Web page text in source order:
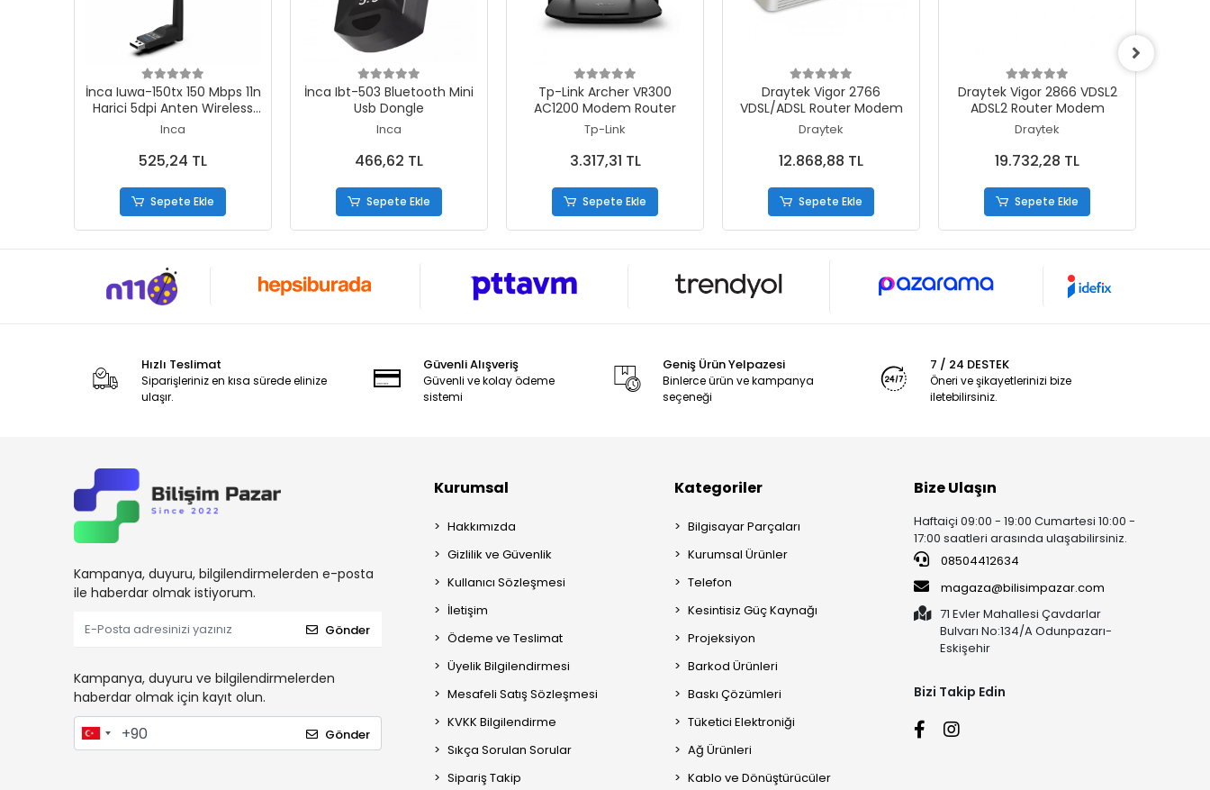
Sepete Ekle
İnca Iuwa-150tx 150 Mbps 11n
Harici 5dpi Anten Wireless
Adaptör 1 Km Menzilli
Inca
525,24 TL
Sepete Ekle
Sepete Ekle
İnca Ibt-503 Bluetooth Mini
Usb Dongle
Inca
466,62 TL
Sepete Ekle
Sepete Ekle
Tp-Link Archer VR300
AC1200 Modem Router
Tp-Link
3.317,31 TL
Sepete Ekle
Sepete Ekle
Draytek Vigor 2766
VDSL/ADSL Router Modem
Draytek
12.868,88 TL
Sepete Ekle
Sepete Ekle
Draytek Vigor 2866 VDSL2
ADSL2 Router Modem
Draytek
19.732,28 TL
Sepete Ekle
Hızlı Teslimat
Siparişleriniz en kısa sürede elinize
ulaşır.
Güvenli Alışveriş
Güvenli ve kolay ödeme
sistemi
Geniş Ürün Yelpazesi
Binlerce ürün ve kampanya
seçeneği
7 / 24 DESTEK
Öneri ve şikayetlerinizi bize
iletebilirsiniz.
Kampanya, duyuru, bilgilendirmelerden e-posta
ile haberdar olmak istiyorum.
Gönder
Kampanya, duyuru ve bilgilendirmelerden
haberdar olmak için kayıt olun.
Gönder
Kurumsal
Hakkımızda
Gizlilik ve Güvenlik
Kullanıcı Sözleşmesi
İletişim
Ödeme ve Teslimat
Üyelik Bilgilendirmesi
Mesafeli Satış Sözleşmesi
KVKK Bilgilendirme
Sıkça Sorulan Sorular
Sipariş Takip
Kategoriler
Bilgisayar Parçaları
Kurumsal Ürünler
Telefon
Kesintisiz Güç Kaynağı
Projeksiyon
Barkod Ürünleri
Baskı Çözümleri
Tüketici Elektroniği
Ağ Ürünleri
Kablo ve Dönüştürücüler
Bize Ulaşın
Haftaiçi 09:00 - 19:00 Cumartesi 10:00 -
17:00 saatleri arasında ulaşabilirsiniz.
08504412634
magaza@bilisimpazar.com
71 Evler Mahallesi Çavdarlar
Bulvarı No:134/A Odunpazarı-
Eskişehir
Bizi Takip Edin